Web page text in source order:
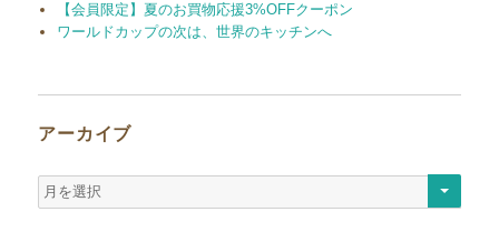
【会員限定】夏のお買物応援3%OFFクーポン
ワールドカップの次は、世界のキッチンへ
アーカイブ
ア
ー